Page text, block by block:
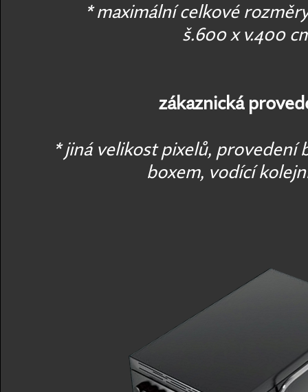
* maximální celkové
š.600 x v.400
zákaznická
* jiná velikost pixelů, provedení
boxem, vodící